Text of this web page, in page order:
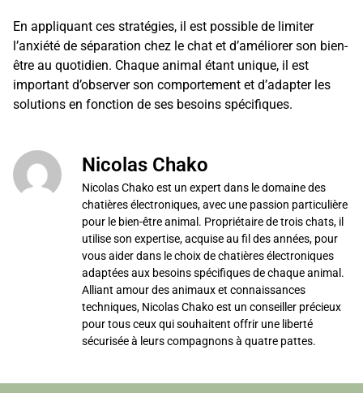
En appliquant ces stratégies, il est possible de limiter
l’anxiété de séparation chez le chat et d’améliorer son bien-
être au quotidien. Chaque animal étant unique, il est
important d’observer son comportement et d’adapter les
solutions en fonction de ses besoins spécifiques.
Nicolas Chako
Nicolas Chako est un expert dans le domaine des
chatières électroniques, avec une passion particulière
pour le bien-être animal. Propriétaire de trois chats, il
utilise son expertise, acquise au fil des années, pour
vous aider dans le choix de chatières électroniques
adaptées aux besoins spécifiques de chaque animal.
Alliant amour des animaux et connaissances
techniques, Nicolas Chako est un conseiller précieux
pour tous ceux qui souhaitent offrir une liberté
sécurisée à leurs compagnons à quatre pattes.